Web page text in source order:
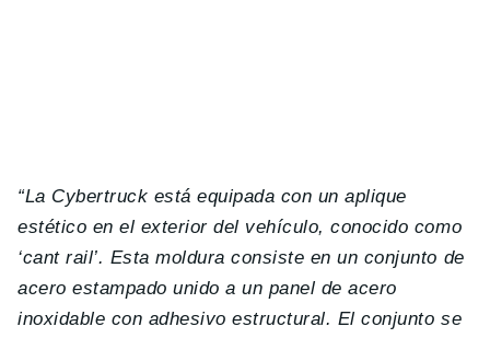
“La Cybertruck está equipada con un aplique
estético en el exterior del vehículo, conocido como
‘cant rail’. Esta moldura consiste en un conjunto de
acero estampado unido a un panel de acero
inoxidable con adhesivo estructural. El conjunto se